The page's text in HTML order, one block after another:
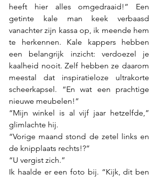
heeft hier alles omgedraaid!” Een
getinte kale man keek verbaasd
vanachter zijn kassa op, ik meende hem
te herkennen. Kale kappers hebben
een belangrijk inzicht: verdoezel je
kaalheid nooit. Zelf hebben ze daarom
meestal dat inspiratieloze ultrakorte
scheerkapsel. “En wat een prachtige
nieuwe meubelen!”
“Mijn winkel is al vijf jaar hetzelfde,”
glimlachte hij.
“Vorige maand stond de zetel links en
de knipplaats rechts!?”
“U vergist zich.”
Ik haalde er een foto bij. “Kijk, dit ben